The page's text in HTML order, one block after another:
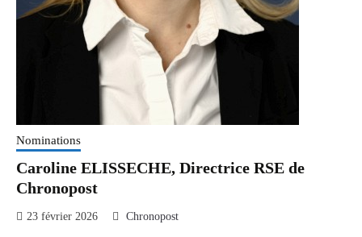
Nominations
Caroline ELISSECHE, Directrice RSE de
Chronopost
23 février 2026 Chronopost